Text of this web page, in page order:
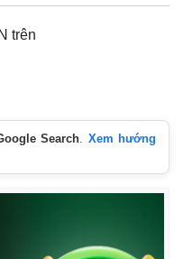
trên
Search. Xem hướng